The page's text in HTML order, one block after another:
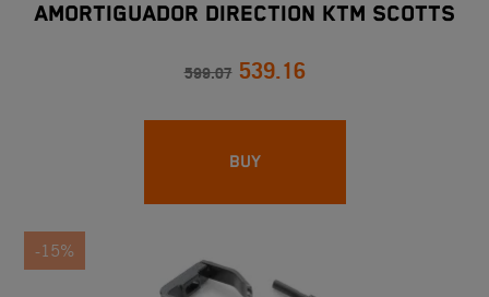
AMORTIGUADOR DIRECTION KTM SCOTTS
599.07 539.16
BUY
-15%